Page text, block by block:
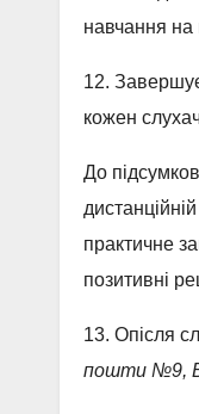
навчання на
12.
кожен
До
практичне
позитивні
13. Опісля
пошти №9,